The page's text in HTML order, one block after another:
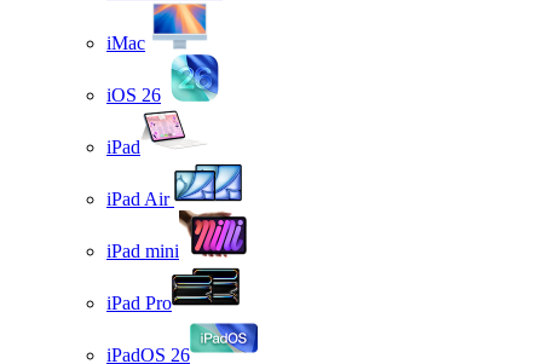
iMac
iOS 26
iPad
iPad Air
iPad mini
iPad Pro
iPadOS 26